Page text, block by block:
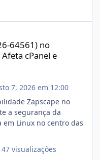
Como Afeta cPanel
64561) no
cPanel e
7, 2026 em 12:00
Zapscape no
a segurança da
em Linux no centro das
incidents/dlr
47 visualizações